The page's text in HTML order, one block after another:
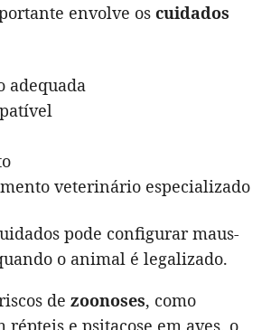
envolve os cuidados
adequada
veterinário especializado
pode configurar maus-
o animal é legalizado.
de zoonoses, como
répteis e psitacose em aves, o